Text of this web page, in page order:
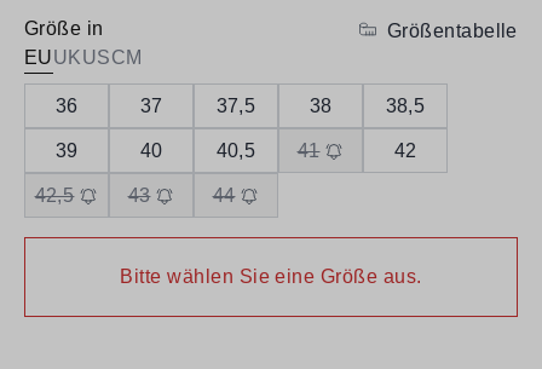
Größe in
EUUKUSCM
Größentabelle
36 37 37,5 38 38,5
39 40 40,5 41 42
42,5 43 44
Bitte wählen Sie eine Größe aus.